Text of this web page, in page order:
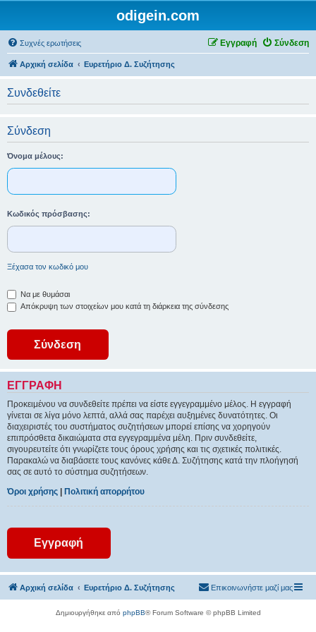
odigein.com
Συχνές ερωτήσεις Σύνδεση
Εγγραφή
Αρχική σελίδα Ευρετήριο Δ. Συζήτησης
Συνδεθείτε
Σύνδεση
Όνομα μέλους:
Κωδικός πρόσβασης:
Ξέχασα τον κωδικό μου
Να με θυμάσαι
Απόκρυψη των στοιχείων μου κατά τη διάρκεια της σύνδεσης
ΕΓΓΡΑΦΉ
Προκειμένου να συνδεθείτε πρέπει να είστε εγγεγραμμένο μέλος. Η εγγραφή
γίνεται σε λίγα μόνο λεπτά, αλλά σας παρέχει αυξημένες δυνατότητες. Οι
διαχειριστές του συστήματος συζητήσεων μπορεί επίσης να χορηγούν
επιπρόσθετα δικαιώματα στα εγγεγραμμένα μέλη. Πριν συνδεθείτε,
σιγουρευτείτε ότι γνωρίζετε τους όρους χρήσης και τις σχετικές πολιτικές.
Παρακαλώ να διαβάσετε τους κανόνες κάθε Δ. Συζήτησης κατά την πλοήγησή
σας σε αυτό το σύστημα συζητήσεων.
Όροι χρήσης
Πολιτική απορρήτου
Εγγραφή
Αρχική σελίδα Ευρετήριο Δ. Συζήτησης Επικοινωνήστε μαζί μας
Δημιουργήθηκε από phpBB® Forum Software © phpBB Limited